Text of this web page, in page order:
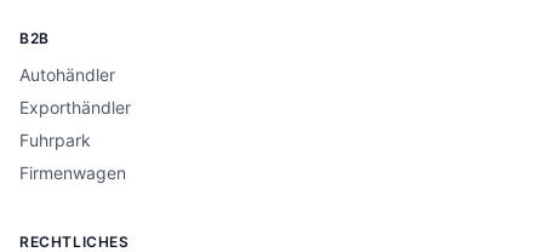
B2B
Autohändler
Exporthändler
Fuhrpark
Firmenwagen
RECHTLICHES